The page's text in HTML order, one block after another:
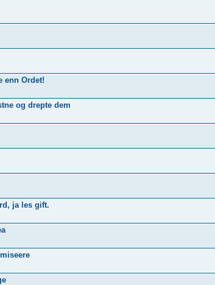
enn Ordet!
og drepte dem
ja les gift.